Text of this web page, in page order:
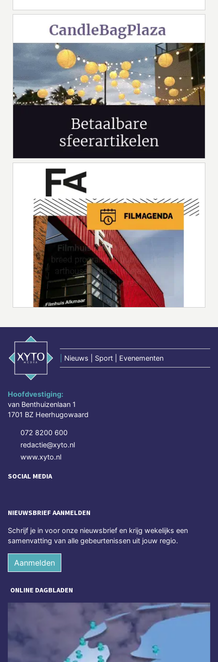
Nieuws | Sport | Evenementen
Hoofdvestiging:
van Benthuizenlaan 1
1701 BZ Heerhugowaard
072 8200 600
redactie@xyto.nl
www.xyto.nl
SOCIAL MEDIA
NIEUWSBRIEF AANMELDEN
Schrijf je in voor onze nieuwsbrief en krijg wekelijks een
samenvatting van alle gebeurtenissen uit jouw regio.
Aanmelden
ONLINE DAGBLADEN